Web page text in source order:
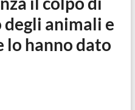
animali e
hanno dato